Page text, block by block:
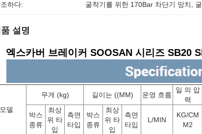
하다: 굴착기를 위한 170Bar 차단기 망치
설명
엑스카버 브레이커 SOOSAN 시리즈 SB20
모델
무게 (kg) 길이는 ((MM) 운영 흐름
일 의 압
력
박스
종류
최상
위 타
입
측면
타입
박스
종류
최상
위 타
입
측면
타입
L/MIN
KG/CM
M2